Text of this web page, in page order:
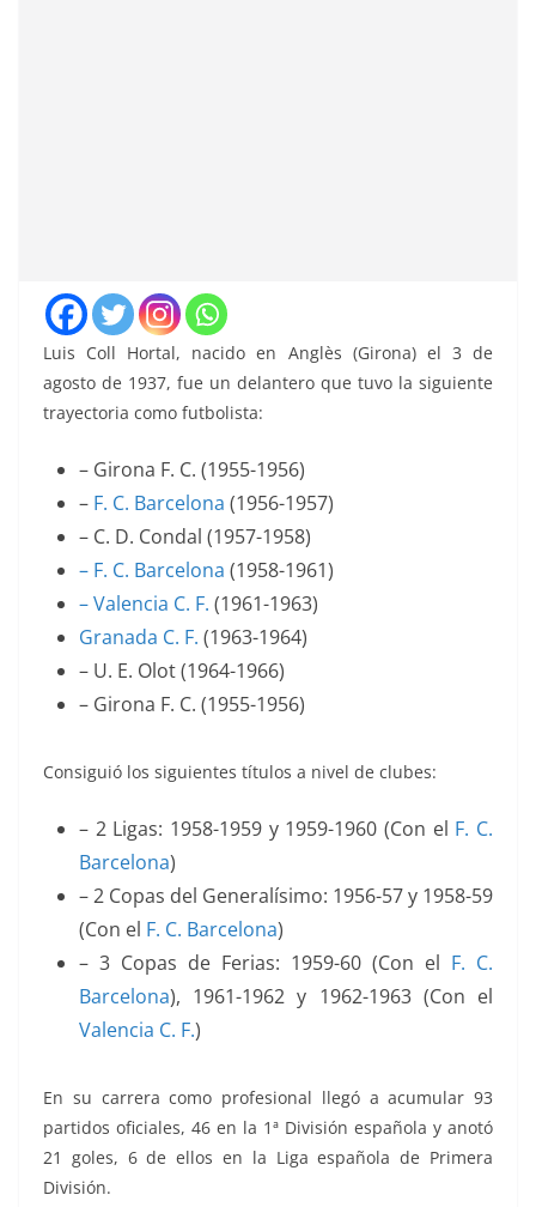
Luis Coll Hortal, nacido en Anglès (Girona) el 3 de
agosto de 1937, fue un delantero que tuvo la siguiente
trayectoria como futbolista:
– Girona F. C. (1955-1956)
– F. C. Barcelona (1956-1957)
– C. D. Condal (1957-1958)
– F. C. Barcelona (1958-1961)
– Valencia C. F. (1961-1963)
Granada C. F. (1963-1964)
– U. E. Olot (1964-1966)
– Girona F. C. (1955-1956)
Consiguió los siguientes títulos a nivel de clubes:
– 2 Ligas: 1958-1959 y 1959-1960 (Con el F. C.
Barcelona)
– 2 Copas del Generalísimo: 1956-57 y 1958-59
(Con el F. C. Barcelona)
– 3 Copas de Ferias: 1959-60 (Con el F. C.
Barcelona), 1961-1962 y 1962-1963 (Con el
Valencia C. F.)
En su carrera como profesional llegó a acumular 93
partidos oficiales, 46 en la 1ª División española y anotó
21 goles, 6 de ellos en la Liga española de Primera
División.